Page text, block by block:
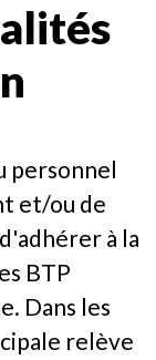
personnel
et/ou de
à la
BTP
Dans les
relève